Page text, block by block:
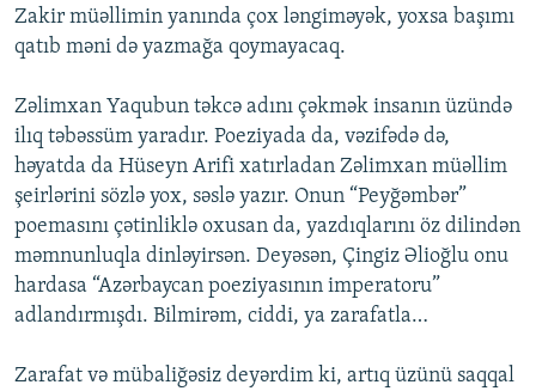
Zakir müəllimin yanında çox ləngiməyək, yoxsa başımı
qatıb məni də yazmağa qoymayacaq.
Zəlimxan Yaqubun təkcə adını çəkmək insanın üzündə
ilıq təbəssüm yaradır. Poeziyada da, vəzifədə də,
həyatda da Hüseyn Arifi xatırladan Zəlimxan müəllim
şeirlərini sözlə yox, səslə yazır. Onun “Peyğəmbər”
poemasını çətinliklə oxusan da, yazdıqlarını öz dilindən
məmnunluqla dinləyirsən. Deyəsən, Çingiz Əlioğlu onu
hardasa “Azərbaycan poeziyasının imperatoru”
adlandırmışdı. Bilmirəm, ciddi, ya zarafatla…
Zarafat və mübaliğəsiz deyərdim ki, artıq üzünü saqqal